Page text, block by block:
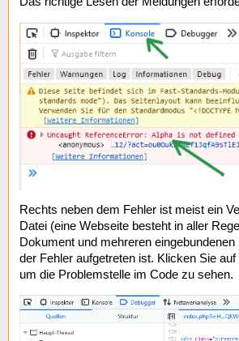
Rechts neben dem Fehler ist meist ein
Datei (eine Webseite besteht in aller
Dokument und mehreren
der Fehler aufgetreten ist. Klicken Sie
um die Problemstelle im Code zu sehen.